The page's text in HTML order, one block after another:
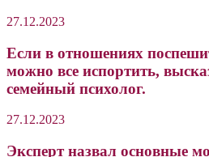
27.12.2023
Если в отношениях
можно все испортить,
семейный психолог.
27.12.2023
Эксперт назвал основные